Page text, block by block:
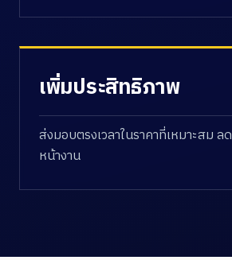
เพิ่มประสิทธิภาพ
ส่งมอบตรงเวลาในราคาที่เหมาะสม ล
หน้างาน